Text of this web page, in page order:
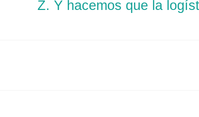
Z. Y hacemos que la